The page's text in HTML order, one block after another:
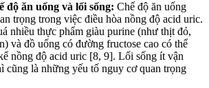
độ ăn uống và lối sống: Chế độ ăn uống
trọng trong việc điều hòa nồng độ acid uric.
nhiều thực phẩm giàu purine (như thịt đỏ,
và đồ uống có đường fructose cao có thể
nồng độ acid uric [8, 9]. Lối sống ít vận
cũng là những yếu tố nguy cơ quan trọng